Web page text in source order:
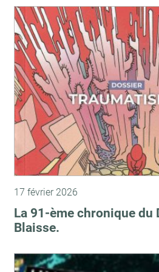
17 février 2026
La 91-ème chronique du
Blaisse.